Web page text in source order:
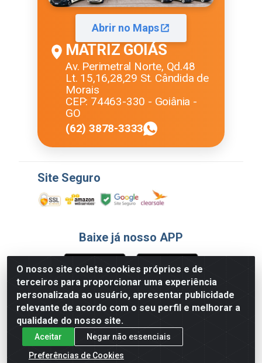
O nosso site coleta cookies próprios e de
terceiros para proporcionar uma experiência
personalizada ao usuário, apresentar publicidade
relevante de acordo com o seu perfil e melhorar a
qualidade do nosso site.
Aceitar
Negar não essenciais
Preferências de Cookies
Abrir no Maps
MATRIZ GOIÁS
Av. Perimetral Norte, Qd.48
Lt. 15,16,28,29 St. Cândida de
Morais
CEP: 74463-330 - Goiânia -
GO
(62) 3878-3333
Site Seguro
Baixe já nosso APP
Formas de Pagamento